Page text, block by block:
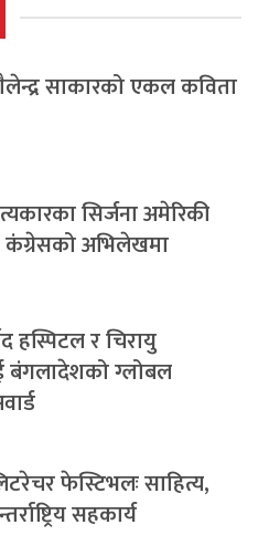
साकारको एकल कविता
सिर्जना अमेरिकी
कंग्रेसको अभिलेखमा
हस्पिटल र चिरायु
बंगलादेशको ग्लोबल
फेस्टिभलः साहित्य,
सहकार्य